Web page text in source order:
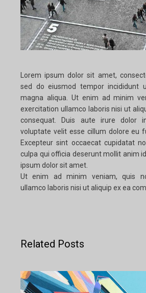
Lorem ipsum dolor sit amet,
sed do eiusmod tempor incididunt
magna aliqua. Ut enim ad minim
exercitation ullamco laboris nisi ut
consequat. Duis aute irure dolor
voluptate velit esse cillum dolore eu
Excepteur sint occaecat cupidatat
culpa qui officia deserunt mollit anim
ipsum dolor sit amet.
Ut enim ad minim veniam, quis
ullamco laboris nisi ut aliquip ex ea
Related Posts